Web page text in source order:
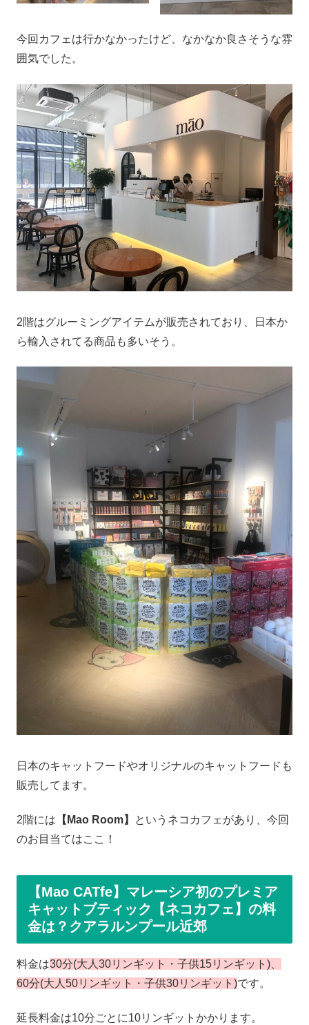
今回カフェは行かなかったけど、なかなか良さそうな雰
囲気でした。
2階はグルーミングアイテムが販売されており、日本か
ら輸入されてる商品も多いそう。
日本のキャットフードやオリジナルのキャットフードも
販売してます。
2階には 【Mao Room】
というネコカフェがあり、今回
のお目当てはここ！
【Mao CATfe】マレーシア初のプレミア
キャットブティック【ネコカフェ】の料
金は？クアラルンプール近郊
料金は30分(大人30リンギット・子供15リンギット)、
60分(大人50リンギット・子供30リンギット)です。
延長料金は10分ごとに10リンギットかかります。